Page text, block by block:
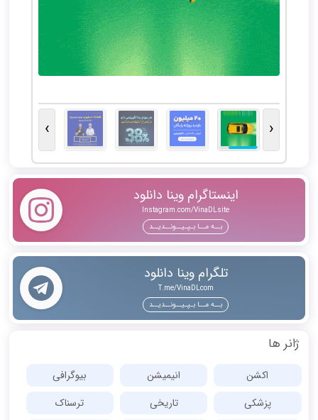
‹
›
اینستاگرام وینا دانلود
Instagram.com/VinaDLsite
بــه مــا بـپـیــونــدیــد
تلگرام وینا دانلود
T.me/VinaDLcom
بــه مــا بـپـیــونــدیــد
ژانر ها
اکشن انیمیشن
بیوگرافی
پزشکی
تاریخی
ترسناک